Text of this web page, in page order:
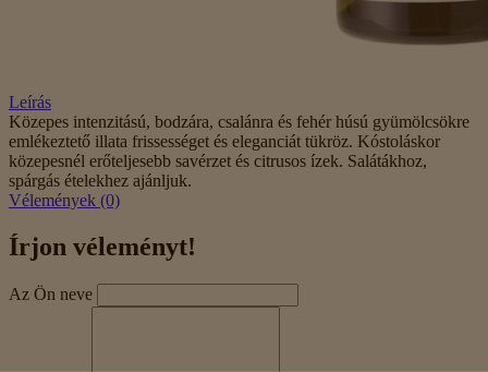
Leírás
Közepes intenzitású, bodzára, csalánra és fehér húsú gyümölcsökre
emlékeztető illata frissességet és eleganciát tükröz. Kóstoláskor
közepesnél erőteljesebb savérzet és citrusos ízek. Salátákhoz,
spárgás ételekhez ajánljuk.
Vélemények (0)
Írjon véleményt!
Az Ön neve